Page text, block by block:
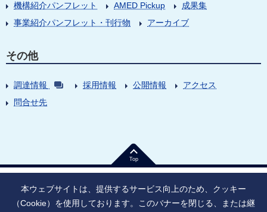
機構紹介パンフレット AMED Pickup
成果集
事業紹介パンフレット・刊行物
アーカイブ
その他
調達情報 採用情報 公開情報
アクセス
問合せ先
Top
本ウェブサイトは、提供するサービス向上のため、クッキー
（Cookie）を使用しております。このバナーを閉じる、または継